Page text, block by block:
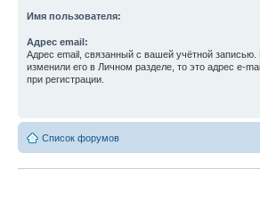
Имя пользователя:
Адрес email:
Адрес email, связанный с вашей учётной
изменили его в Личном разделе, то это адрес e-
при регистрации.
Список форумов